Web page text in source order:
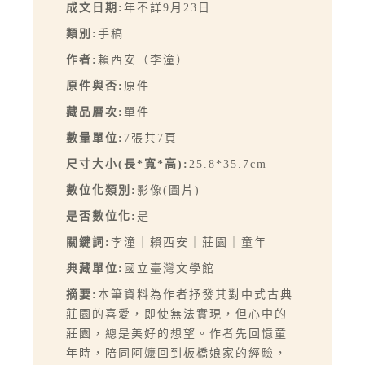
成文日期: 年不詳9月23日
類別: 手稿
作者: 賴西安（李潼）
原件與否: 原件
藏品層次: 單件
數量單位: 7張共7頁
尺寸大小(長*寬*高): 25.8*35.7cm
數位化類別: 影像(圖片)
是否數位化: 是
關鍵詞: 李潼｜賴西安｜莊園｜童年
典藏單位: 國立臺灣文學館
摘要: 本筆資料為作者抒發其對中式古典
莊園的喜愛，即使無法實現，但心中的
莊園，總是美好的想望。作者先回憶童
年時，陪同阿嬤回到板橋娘家的經驗，